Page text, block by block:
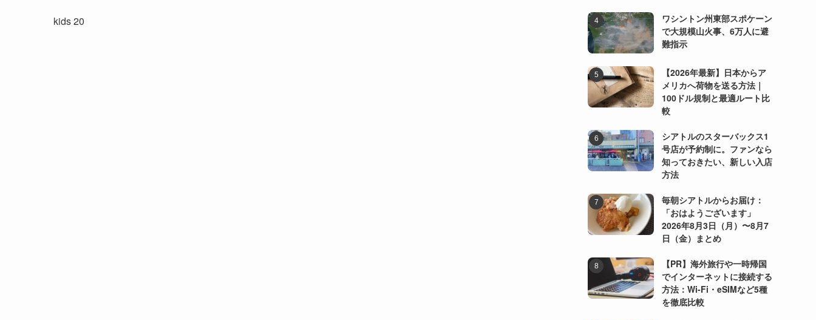
kids 20
ワシントン州東部スポケーン
で大規模山火事、6万人に避
難指示
【2026年最新】日本からア
メリカへ荷物を送る方法｜
100ドル規制と最適ルート比
較
シアトルのスターバックス1
号店が予約制に。ファンなら
知っておきたい、新しい入店
方法
毎朝シアトルからお届け：
「おはようございます」
2026年8月3日（月）〜8月7
日（金）まとめ
【PR】海外旅行や一時帰国
でインターネットに接続する
方法：Wi-Fi・eSIMなど5種
を徹底比較